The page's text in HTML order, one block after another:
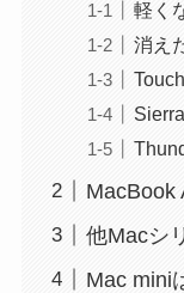
軽く
消え
MacBook
他Macシ
Mac mini